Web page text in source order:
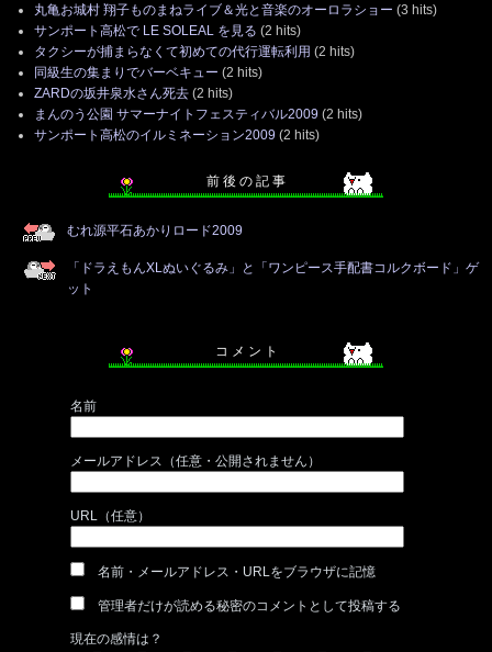
丸亀お城村 翔子ものまねライブ＆光と音楽のオーロラショー (3 hits)
サンポート高松で LE SOLEAL を見る (2 hits)
タクシーが捕まらなくて初めての代行運転利用 (2 hits)
同級生の集まりでバーベキュー (2 hits)
ZARDの坂井泉水さん死去 (2 hits)
まんのう公園 サマーナイトフェスティバル2009 (2 hits)
サンポート高松のイルミネーション2009 (2 hits)
前 後 の 記 事
むれ源平石あかりロード2009
「ドラえもんXLぬいぐるみ」と「ワンピース手配書コルクボード」ゲ
ット
コ メ ン ト
名前
メールアドレス（任意・公開されません）
URL（任意）
名前・メールアドレス・URLをブラウザに記憶
管理者だけが読める秘密のコメントとして投稿する
現在の感情は？